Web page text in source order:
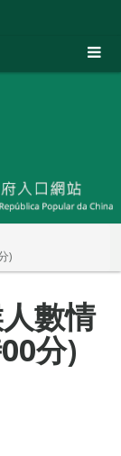
)
數情
分)